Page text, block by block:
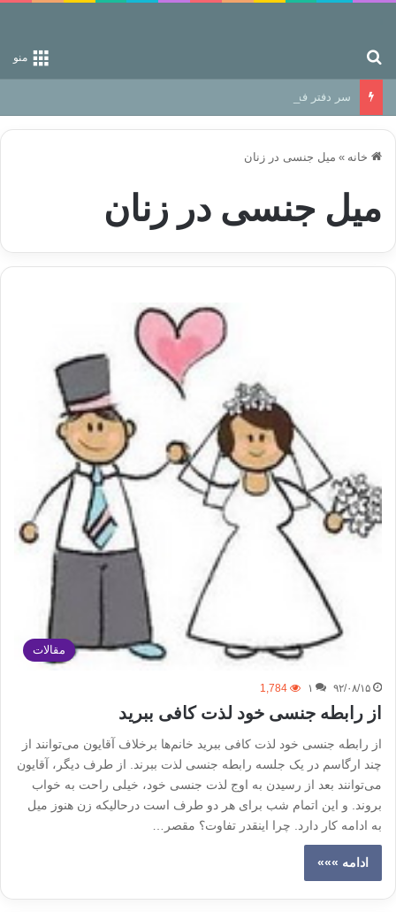
منو
سر دفتر فساد در زمین‌، دوری وکناره‌گیری از راه خداست‌!
خانه » میل جنسی در زنان
میل جنسی در زنان
مقالات
۹۲/۰۸/۱۵ ۱ 1,784
از رابطه جنسی خود لذت کافی ببرید
از رابطه جنسی خود لذت کافی ببرید خانم‌ها برخلاف آقایون می‌توانند از
چند ارگاسم در یک جلسه رابطه‌ جنسی لذت ببرند. از طرف دیگر، آقایون
می‌توانند بعد از رسیدن به اوج لذت جنسی خود، خیلی راحت به خواب
بروند. و این اتمام شب برای هر دو طرف است درحالیکه زن هنوز میل
به ادامه کار دارد. چرا اینقدر تفاوت؟ مقصر…
ادامه »»»